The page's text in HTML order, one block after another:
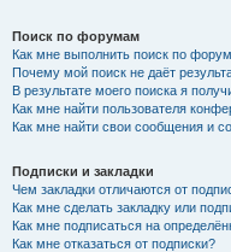
Поиск по форумам
Как мне выполнить поиск по
Почему мой поиск не даёт
В результате моего поиска я
Как мне найти пользователя
Как мне найти свои сообщения и
Подписки и закладки
Чем закладки отличаются от
Как мне сделать закладку или
Как мне подписаться на
Как мне отказаться от подписки?